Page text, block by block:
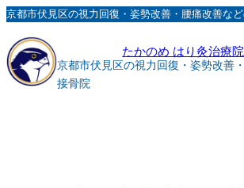
内
を
ス
キ
京都市伏見区の視力回復・姿勢改善・腰痛改善な
たかのめ はり灸治療
京都市伏見区の視力回復・姿勢改善
接骨院